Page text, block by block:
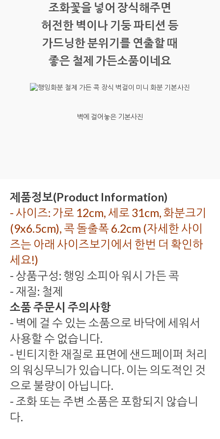
조화꽃을 넣어 장식해주면
허전한 벽이나 기둥 파티션 등
가드닝한 분위기를 연출할 때
좋은 철제 가든소품이네요
벽에 걸어놓은 기본사진
제품정보(Product Information)
- 사이즈: 가로 12cm, 세로 31cm, 화분크기
(9x6.5cm), 콕 돌출폭 6.2cm (자세한 사이
즈는 아래 사이즈보기에서 한번 더 확인하
세요!)
- 상품구성: 행잉 소피아 워시 가든 콕
- 재질: 철제
소품 주문시 주의사항
- 벽에 걸 수 있는 소품으로 바닥에 세워서
사용할 수 없습니다.
- 빈티지한 재질로 표면에 샌드페이퍼 처리
의 워싱무늬가 있습니다. 이는 의도적인 것
으로 불량이 아닙니다.
- 조화 또는 주변 소품은 포함되지 않습니
다.